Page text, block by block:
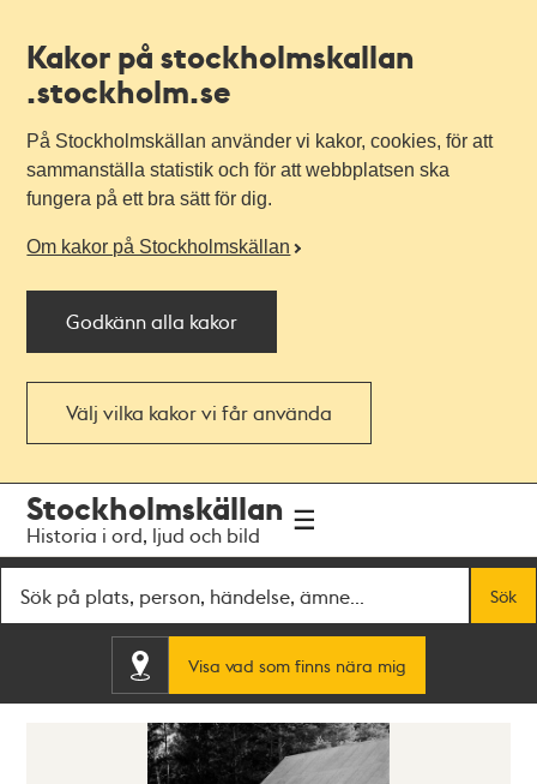
Kakor på stockholmskallan
.stockholm.se
På Stockholmskällan använder vi kakor, cookies, för att
sammanställa statistik och för att webbplatsen ska
fungera på ett bra sätt för dig.
Om kakor på Stockholmskällan
Godkänn alla kakor
Välj vilka kakor vi får använda
navigationen
huvudinnehållet
Stockholmskällan
Historia i ord, ljud och bild
Sök
Visa vad som finns nära mig